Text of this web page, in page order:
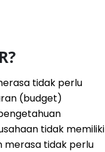
tidak perlu
(budget)
tidak memiliki
merasa tidak perlu